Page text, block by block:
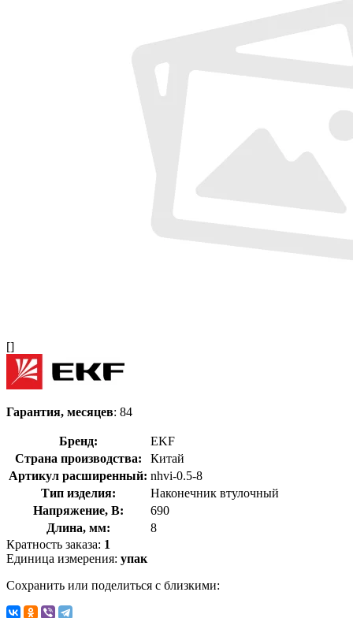
[]
Гарантия, месяцев: 84
Бренд:
EKF
Страна производства:
Китай
Артикул расширенный: nhvi-0.5-8
Тип изделия:
Наконечник втулочный
Напряжение, В:
690
Длина, мм:
8
Кратность заказа: 1
Единица измерения: упак
Сохранить или поделиться с близкими: